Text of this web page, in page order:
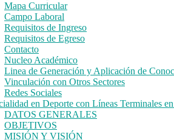
Mapa Curricular
Campo Laboral
Requisitos de Ingreso
Requisitos de Egreso
Contacto
Nucleo Académico
Linea de Generación y Aplicación de
Vinculación con Otros Sectores
Redes Sociales
en Deporte con Líneas Terminales
DATOS GENERALES
OBJETIVOS
MISIÓN Y VISIÓN